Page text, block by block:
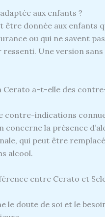
aux enfants ?
être donnée aux enfants
ou qui ne savent
ressenti. Une version
Cerato a-t-elle des
contre-indications
concerne la présence
qui peut être
alcool.
entre Cerato et
le doute de soi et le